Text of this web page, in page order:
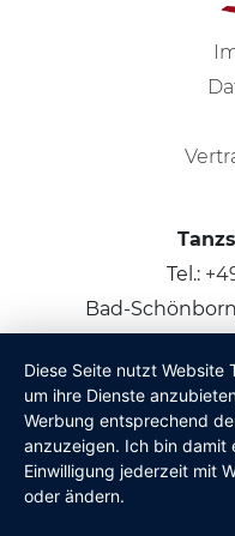
Diese Seite nutzt Website
um ihre Dienste
Werbung entsprechend
anzuzeigen. Ich bin damit
Einwilligung jederzeit mit
oder ändern.
Tel.:
Bad-
©